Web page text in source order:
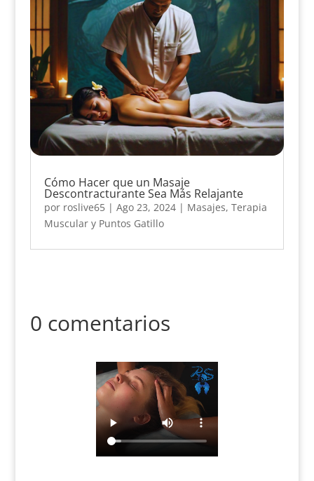
Cómo Hacer que un Masaje
Descontracturante Sea Más Relajante
por roslive65| Ago 23, 2024| Masajes, Terapia
Muscular y Puntos Gatillo
0 comentarios